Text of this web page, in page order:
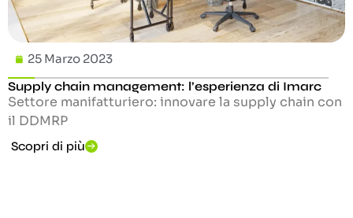
25 Marzo 2023
Supply chain management: l’esperienza di Imarc
Settore manifatturiero: innovare la supply chain con
il DDMRP
Scopri di più